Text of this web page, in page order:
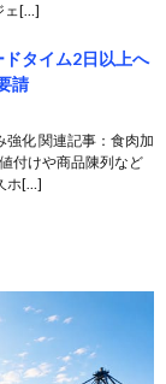
ェ[…]
タイム2日以上へ
請
化 関連記事：食肉加
付けや商品陳列など
ホ[…]